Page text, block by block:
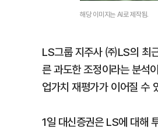
해당 이미지는 AI로 제작됨.
LS그룹 지주사 ㈜LS의 최
른 과도한 조정이라는 분석
업가치 재평가가 이어질 수
1일 대신증권은 LS에 대해